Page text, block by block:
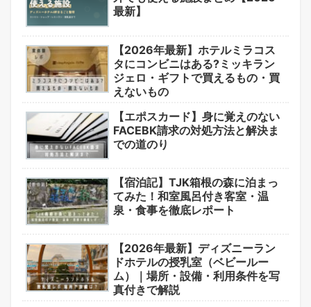
最新】
【2026年最新】ホテルミラコス
タにコンビニはある?ミッキラン
ジェロ・ギフトで買えるもの・買
えないもの
【エポスカード】身に覚えのない
FACEBK請求の対処方法と解決ま
での道のり
【宿泊記】TJK箱根の森に泊まっ
てみた！和室風呂付き客室・温
泉・食事を徹底レポート
【2026年最新】ディズニーラン
ドホテルの授乳室（ベビールー
ム）｜場所・設備・利用条件を写
真付きで解説